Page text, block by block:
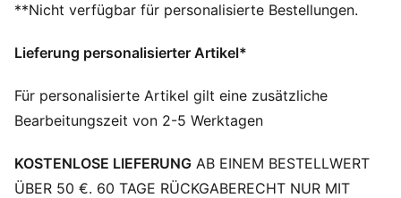
DETAILS
Hauptmaterial: Doubleface-Jacquard
Kurze Ärmel
Team und PUMA Branding-Details
**Nicht verfügbar für personalisierte Bestellungen.
Lieferung personalisierter Artikel*
Für personalisierte Artikel gilt eine zusätzliche
Bearbeitungszeit von 2-5 Werktagen
KOSTENLOSE LIEFERUNG AB EINEM BESTELLWERT
ÜBER 50 €. 60 TAGE RÜCKGABERECHT NUR MIT